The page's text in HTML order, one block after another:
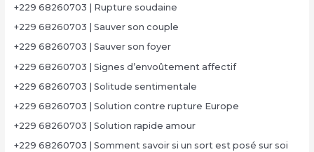
+229 68260703 | Rupture soudaine
+229 68260703 | Sauver son couple
+229 68260703 | Sauver son foyer
+229 68260703 | Signes d’envoûtement affectif
+229 68260703 | Solitude sentimentale
+229 68260703 | Solution contre rupture Europe
+229 68260703 | Solution rapide amour
+229 68260703 | Somment savoir si un sort est posé sur soi